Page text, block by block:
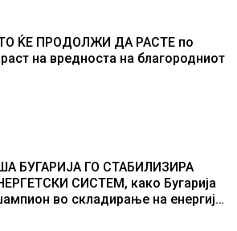
ЌЕ ПРОДОЛЖИ ДА РАСТЕ по
на вредноста на благородниот
БУГАРИЈА ГО СТАБИЛИЗИРА
СИСТЕМ, како Бугарија
во складирање на енергија